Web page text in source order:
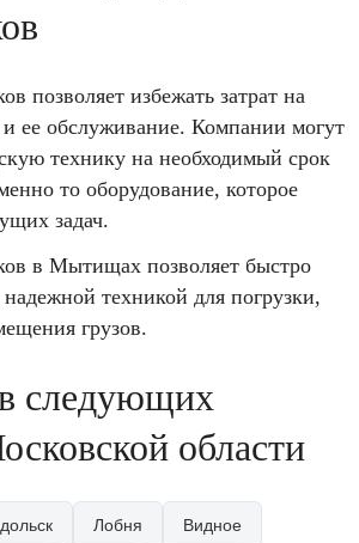
позволяет избежать затрат на
ее обслуживание. Компании могут
технику на необходимый срок
то оборудование, которое
задач.
в Мытищах позволяет быстро
надежной техникой для погрузки,
грузов.
следующих
области
Лобня Видное